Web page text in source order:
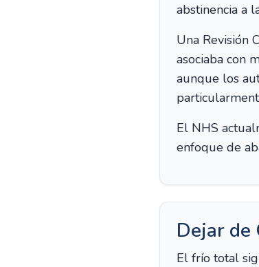
abstinencia a
Una Revisión
asociaba con
aunque los
El NHS
enfoque de
Dejar de
El frío total